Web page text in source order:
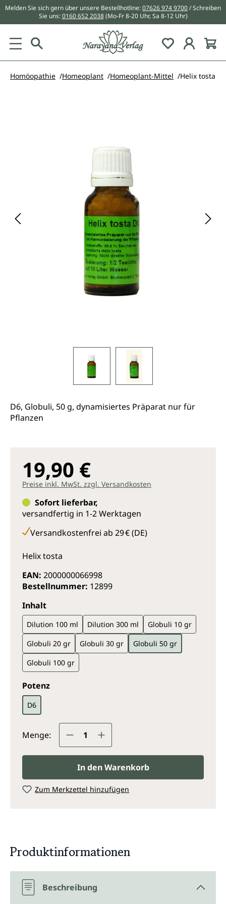
springen
Melden Sie sich gern über unsere Bestellhotline:07626 974 9700/ Schreiben
Sie uns:0160 652 2038 (Mo-Fr 8-20 Uhr, Sa 8-12 Uhr)
Du hast 0
Homöopathie Homeoplant Homeoplant-Mittel Helix tosta
D6, Globuli, 50 g, dynamisiertes Präparat nur für
Pflanzen
19,90 €
Preise inkl. MwSt. zzgl. Versandkosten
Sofort lieferbar,
versandfertig in 1-2 Werktagen
Versandkostenfrei ab 29 € (DE)
Helix tosta
EAN: 2000000066998
Bestellnummer: 12899
Inhaltauswählen
Dilution 100 ml Dilution 300 ml
Globuli 10 gr
Globuli 20 gr
Globuli 30 gr
Globuli 50 gr
Globuli 100 gr
Potenzauswählen
D6
Menge: Produkt Anzahl: Gib den
In den Warenkorb
Zum Merkzettel hinzufügen
Produktinformationen
Beschreibung